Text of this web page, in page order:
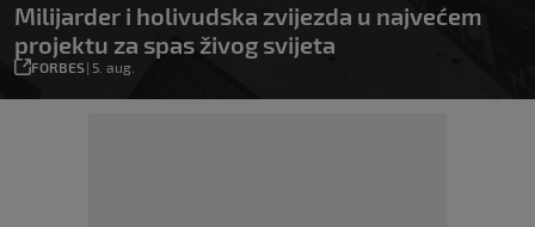
Milijarder i holivudska zvijezda u najvećem
projektu za spas živog svijeta
FORBES| 5. aug.